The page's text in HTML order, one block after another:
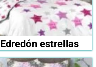
Edredón estrellas